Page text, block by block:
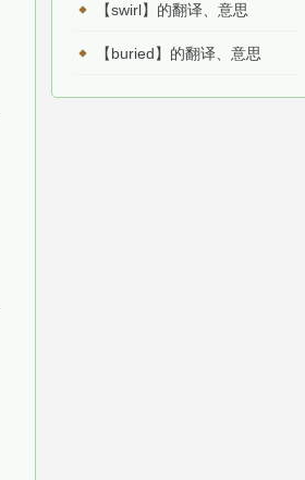
【swirl】的翻译、意思
【buried】的翻译、意思